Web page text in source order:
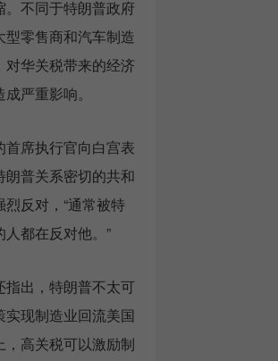
。不同于特朗普政府
型零售商和汽车制造
对华关税带来的经济
严重影响。
首席执行官向白宫表
朗普关系密切的共和
反对，“通常被特
都在反对他。”
指出，特朗普不太可
实现制造业回流美国
，高关税可以激励制